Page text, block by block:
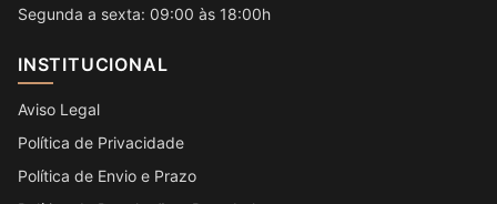
Segunda a sexta: 09:00 às 18:00h
INSTITUCIONAL
Aviso Legal
Política de Privacidade
Política de Envio e Prazo